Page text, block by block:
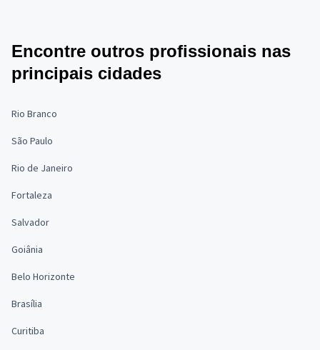
Encontre outros profissionais nas
principais cidades
Rio Branco
São Paulo
Rio de Janeiro
Fortaleza
Salvador
Goiânia
Belo Horizonte
Brasília
Curitiba